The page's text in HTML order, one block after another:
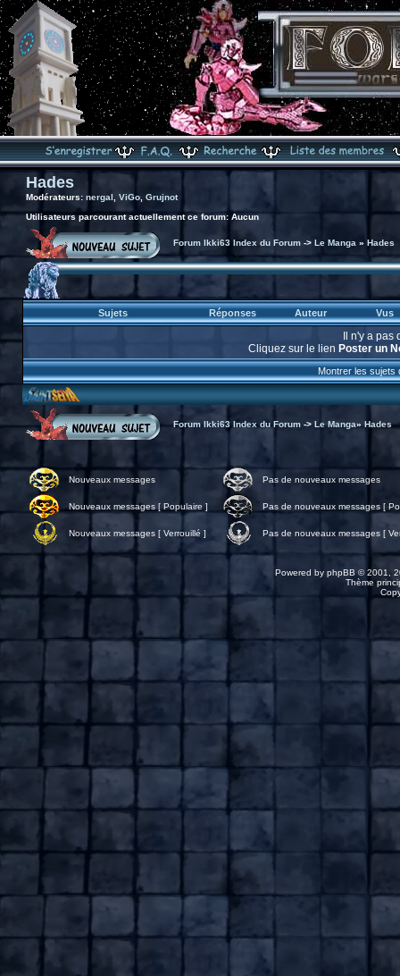
Hades
Modérateurs: nergal ViGo, Grujnot
Utilisateurs parcourant actuellement ce forum: Aucun
Forum Ikki63 Index du Forum-> Le Manga » Hades
Sujets Réponses Auteur Vus
Il n'y a
Cliquez sur le lien Poster un
Montrer les sujets
Forum Ikki63 Index du Forum-> Le Manga» Hades
Nouveaux messages Pas de nouveaux messages
Nouveaux messages [ Populaire ] Pas de nouveaux messages [
Nouveaux messages [ Verrouillé ] Pas de nouveaux messages [
Powered by phpBB © 2001,
Thème